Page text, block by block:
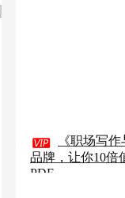

《职场写
品牌，让你10倍
PDF